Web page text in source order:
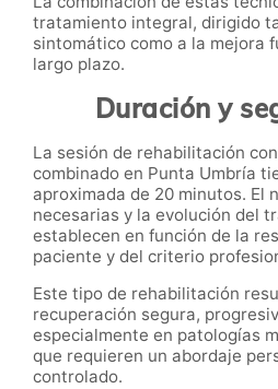
tratamiento integral, dirigido
sintomático como a la mejora
largo plazo.
Duración y
La sesión de rehabilitación
combinado en Punta Umbría
aproximada de 20 minutos. El
necesarias y la evolución del
establecen en función de la
paciente y del criterio
Este tipo de rehabilitación
recuperación segura,
especialmente en patologías
que requieren un abordaje
controlado.